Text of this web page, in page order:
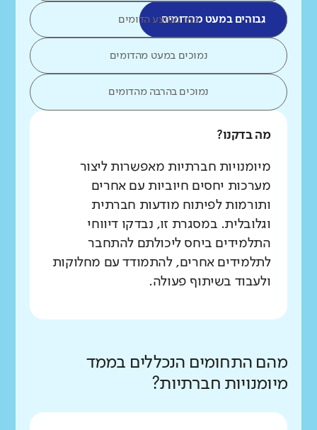
גבוהים במעט מהדומיםכמו ממוצע הדומים
נמוכים במעט מהדומים
נמוכים בהרבה מהדומים
מה בדקנו?
מיומנויות חברתיות מאפשרות ליצור
מערכות יחסים חיוביות עם אחרים
ותורמות לפיתוח מודעות חברתית
וגלובלית. במסגרת זו, נבדקו דיווחי
התלמידים ביחס ליכולתם להתחבר
לתלמידים אחרים, להתמודד עם מחלוקות
ולעבוד בשיתוף פעולה.
מהם התחומים הנכללים בממד
מיומנויות חברתיות?